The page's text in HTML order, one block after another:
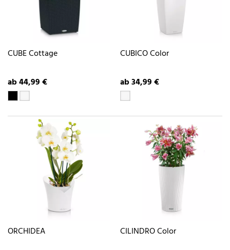
CUBE Cottage
ab 44,99 €
CUBICO Color
ab 34,99 €
ORCHIDEA CILINDRO Color